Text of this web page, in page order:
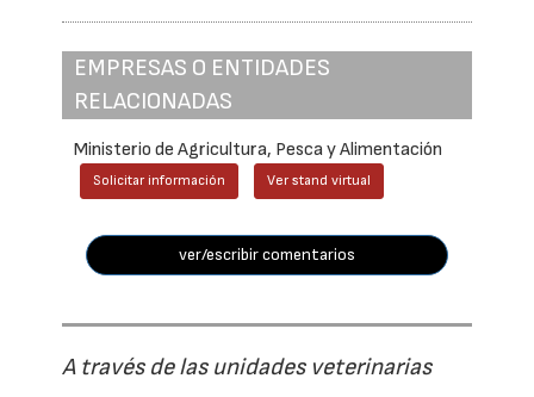
EMPRESAS O ENTIDADES
RELACIONADAS
Ministerio de Agricultura, Pesca y Alimentación
Solicitar información Ver stand virtual
ver/escribir comentarios
A través de las unidades veterinarias